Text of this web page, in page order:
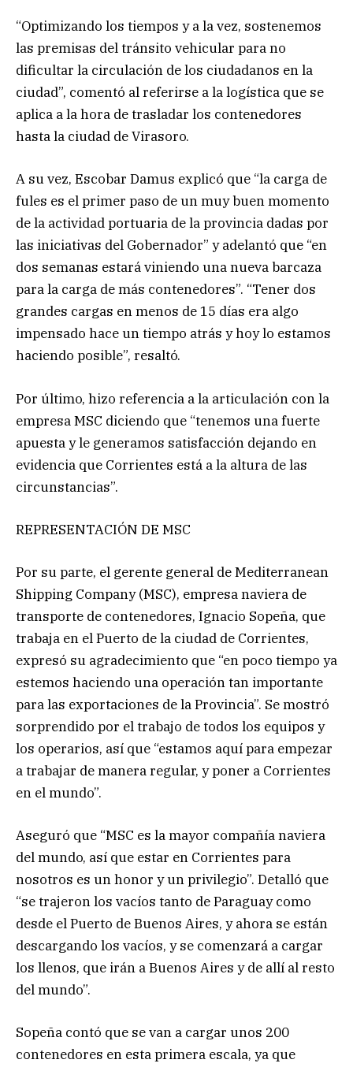
“Optimizando los tiempos y a la vez, sostenemos
las premisas del tránsito vehicular para no
dificultar la circulación de los ciudadanos en la
ciudad”, comentó al referirse a la logística que se
aplica a la hora de trasladar los contenedores
hasta la ciudad de Virasoro.
A su vez, Escobar Damus explicó que “la carga de
fules es el primer paso de un muy buen momento
de la actividad portuaria de la provincia dadas por
las iniciativas del Gobernador” y adelantó que “en
dos semanas estará viniendo una nueva barcaza
para la carga de más contenedores”. “Tener dos
grandes cargas en menos de 15 días era algo
impensado hace un tiempo atrás y hoy lo estamos
haciendo posible”, resaltó.
Por último, hizo referencia a la articulación con la
empresa MSC diciendo que “tenemos una fuerte
apuesta y le generamos satisfacción dejando en
evidencia que Corrientes está a la altura de las
circunstancias”.
REPRESENTACIÓN DE MSC
Por su parte, el gerente general de Mediterranean
Shipping Company (MSC), empresa naviera de
transporte de contenedores, Ignacio Sopeña, que
trabaja en el Puerto de la ciudad de Corrientes,
expresó su agradecimiento que “en poco tiempo ya
estemos haciendo una operación tan importante
para las exportaciones de la Provincia”. Se mostró
sorprendido por el trabajo de todos los equipos y
los operarios, así que “estamos aquí para empezar
a trabajar de manera regular, y poner a Corrientes
en el mundo”.
Aseguró que “MSC es la mayor compañía naviera
del mundo, así que estar en Corrientes para
nosotros es un honor y un privilegio”. Detalló que
“se trajeron los vacíos tanto de Paraguay como
desde el Puerto de Buenos Aires, y ahora se están
descargando los vacíos, y se comenzará a cargar
los llenos, que irán a Buenos Aires y de allí al resto
del mundo”.
Sopeña contó que se van a cargar unos 200
contenedores en esta primera escala, ya que